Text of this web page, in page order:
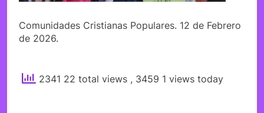
Comunidades Cristianas Populares. 12 de Febrero
de 2026.
2341 22 total views , 3459 1 views today